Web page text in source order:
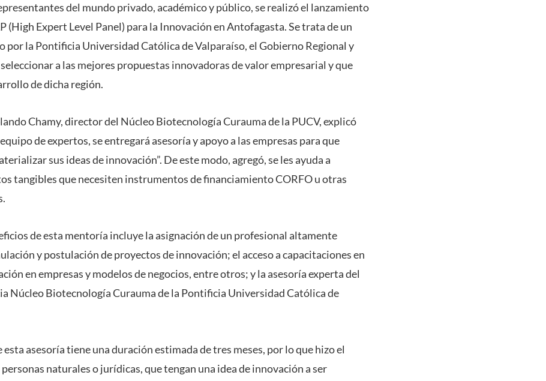
del mundo privado, académico y público, se realizó el lanzamiento
(High Expert Level Panel) para la Innovación en Antofagasta. Se trata de un
por la Pontificia Universidad Católica de Valparaíso, el Gobierno Regional y
a las mejores propuestas innovadoras de valor empresarial y que
de dicha región.
Chamy, director del Núcleo Biotecnología Curauma de la PUCV, explicó
de expertos, se entregará asesoría y apoyo a las empresas para que
sus ideas de innovación”. De este modo, agregó, se les ayuda a
tangibles que necesiten instrumentos de financiamiento CORFO u otras
de esta mentoría incluye la asignación de un profesional altamente
y postulación de proyectos de innovación; el acceso a capacitaciones en
en empresas y modelos de negocios, entre otros; y la asesoría experta del
Núcleo Biotecnología Curauma de la Pontificia Universidad Católica de
esta asesoría tiene una duración estimada de tres meses, por lo que hizo el
naturales o jurídicas, que tengan una idea de innovación a ser